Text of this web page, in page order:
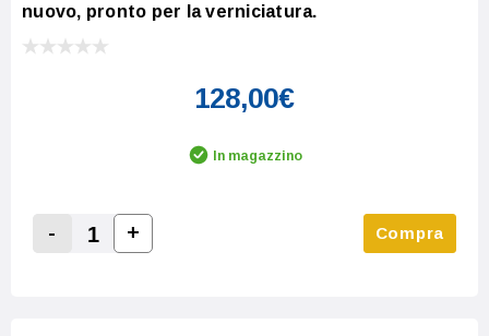
nuovo, pronto per la verniciatura.
128,00€
In magazzino
Decrease Quantity:
-
Increase Quantity:
+ Compra